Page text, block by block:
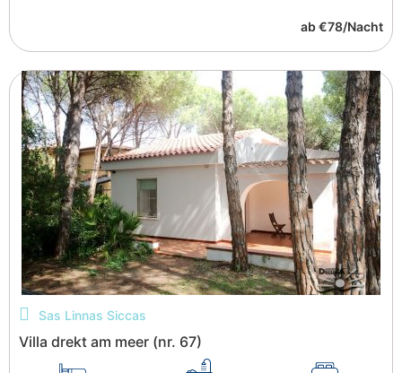
ab €78/Nacht
Sas Linnas Siccas
Villa drekt am meer (nr. 67)